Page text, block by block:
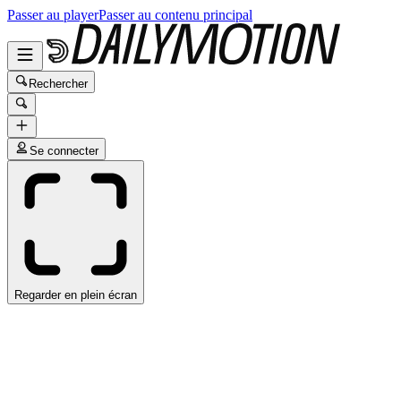
Passer au playerPasser au contenu principal
Rechercher
Se connecter
Regarder en plein écran